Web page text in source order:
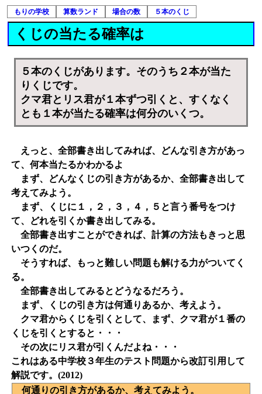
もりの学校 算数ランド 場合の数 ５本のくじ
くじの当たる確率は
５本のくじがあります。そのうち２本が当た
りくじです。
クマ君とリス君が１本ずつ引くと、すくなく
とも１本が当たる確率は何分のいくつ。
えっと、全部書き出してみれば、どんな引き方があっ
て、何本当たるかわかるよ
まず、どんなくじの引き方があるか、全部書き出して
考えてみよう。
まず、くじに１，２，３，４，５と言う番号をつけ
て、どれを引くか書き出してみる。
全部書き出すことができれば、計算の方法もきっと思
いつくのだ。
そうすれば、もっと難しい問題も解ける力がついてく
る。
全部書き出してみるとどうなるだろう。
まず、くじの引き方は何通りあるか、考えよう。
クマ君からくじを引くとして、まず、クマ君が１番の
くじを引くとすると・・・
その次にリス君が引くんだよね・・・
これはある中学校３年生のテスト問題から改訂引用して
解説です。(2012)
何通りの引き方があるか、考えてみよう。